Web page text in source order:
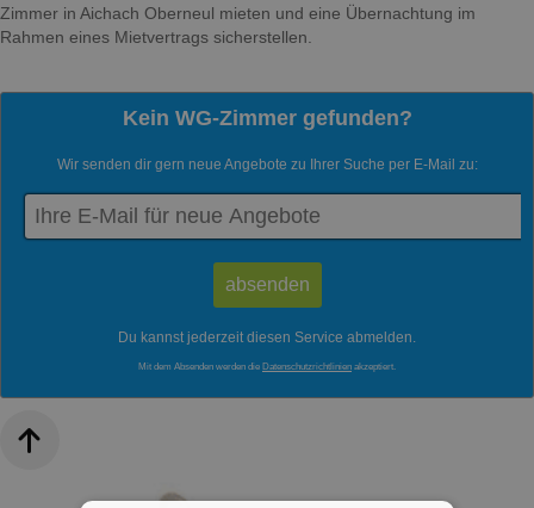
Zimmer in Aichach Oberneul mieten und eine Übernachtung im
Rahmen eines Mietvertrags sicherstellen.
Kein WG-Zimmer gefunden?
Wir senden dir gern neue Angebote zu Ihrer Suche per E-Mail zu:
Du kannst jederzeit diesen Service abmelden.
Mit dem Absenden werden die Datenschutzrichtlinien akzeptiert.